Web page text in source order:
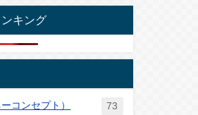
キング
コンセプト） 73